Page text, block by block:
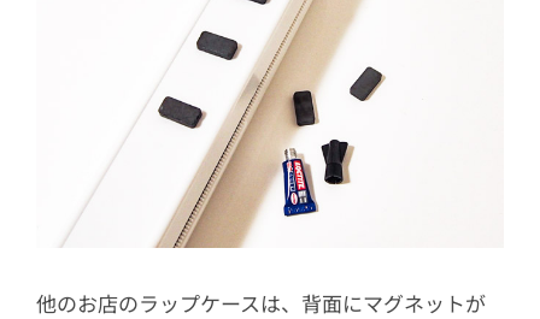
他のお店のラップケースは、背面にマグネットが